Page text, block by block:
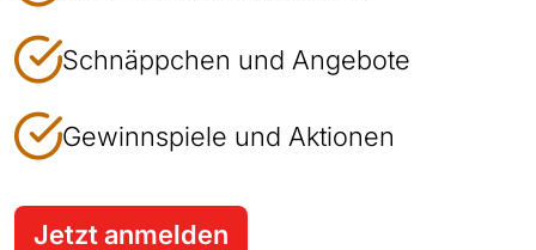
Schnäppchen und Angebote
Gewinnspiele und Aktionen
Jetzt anmelden